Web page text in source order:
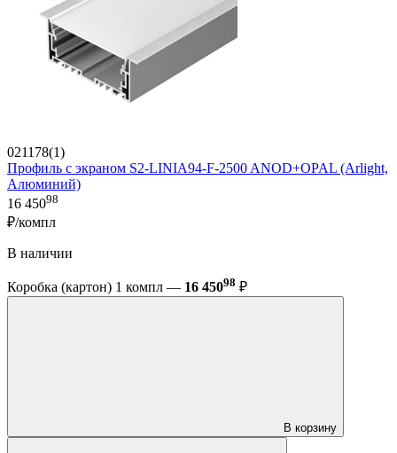
021178(1)
Профиль с экраном S2-LINIA94-F-2500 ANOD+OPAL (Arlight,
Алюминий)
16 45098
₽/компл
В наличии
Коробка (картон) 1 компл — 16 45098 ₽
В корзину